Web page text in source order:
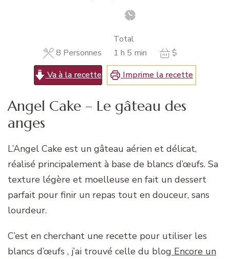
8 Personnes
Total
1 heure
h 5 minutes
min
$
Va à la recette
Imprime la recette
Angel Cake – Le gâteau des
anges
L’Angel Cake est un gâteau aérien et délicat,
réalisé principalement à base de blancs d’œufs. Sa
texture légère et moelleuse en fait un dessert
parfait pour finir un repas tout en douceur, sans
lourdeur.
C’est en cherchant une recette pour utiliser les
blancs d’œufs , j’ai trouvé celle du blog Encore un